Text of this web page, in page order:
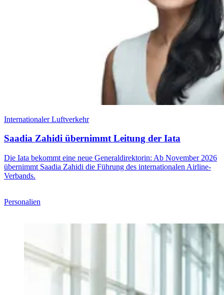
Internationaler Luftverkehr
Saadia Zahidi übernimmt Leitung der Iata
Die Iata bekommt eine neue Generaldirektorin: Ab November 2026
übernimmt Saadia Zahidi die Führung des internationalen Airline-
Verbands.
Personalien